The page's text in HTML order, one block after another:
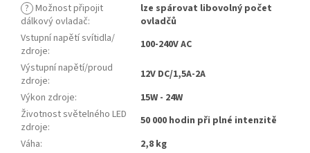
? Možnost připojit
dálkový ovladač:
lze spárovat libovolný počet
ovladčů
Vstupní napětí svítidla/
zdroje:
100-240V AC
Výstupní napětí/proud
zdroje:
12V DC/1,5A-2A
Výkon zdroje:
15W - 24W
Životnost světelného LED
zdroje:
50 000 hodin při plné intenzitě
Váha:
2,8 kg